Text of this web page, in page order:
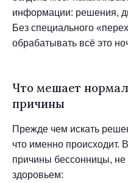
информации: решения,
Без специального
обрабатывать всё это
Что мешает
причины
Прежде чем искать
что именно происходит.
причины бессонницы,
здоровьем: